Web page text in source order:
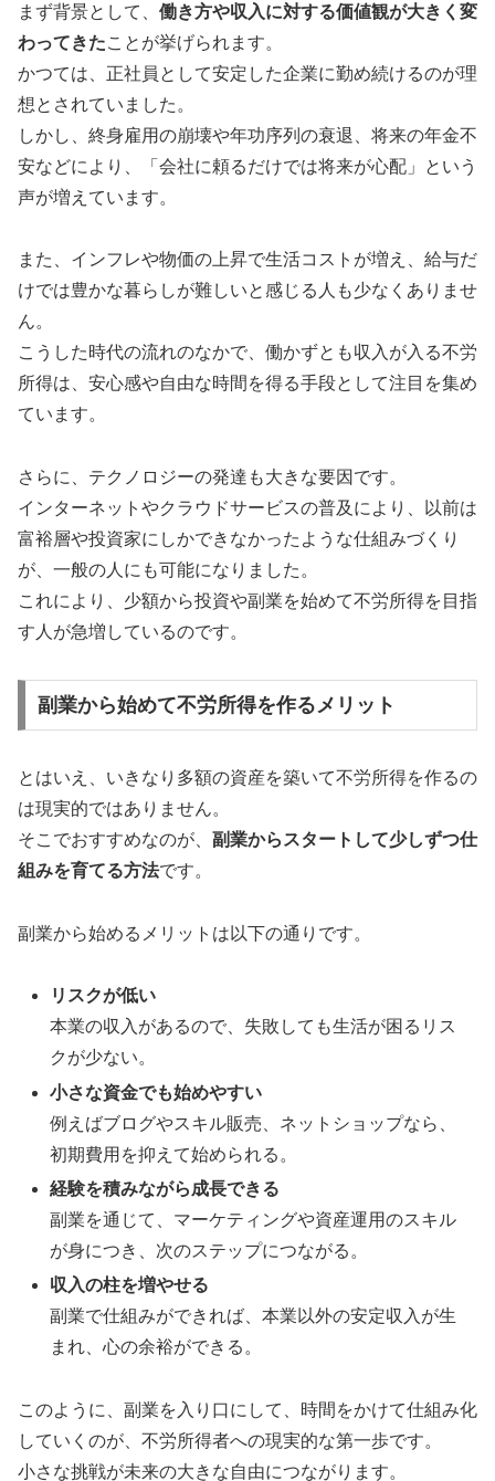
まず背景として、 働き方や収入に対する価値観が大きく変
わってきたことが挙げられます。
かつては、正社員として安定した企業に勤め続けるのが理
想とされていました。
しかし、終身雇用の崩壊や年功序列の衰退、将来の年金不
安などにより、「会社に頼るだけでは将来が心配」という
声が増えています。
また、インフレや物価の上昇で生活コストが増え、給与だ
けでは豊かな暮らしが難しいと感じる人も少なくありませ
ん。
こうした時代の流れのなかで、働かずとも収入が入る不労
所得は、安心感や自由な時間を得る手段として注目を集め
ています。
さらに、テクノロジーの発達も大きな要因です。
インターネットやクラウドサービスの普及により、以前は
富裕層や投資家にしかできなかったような仕組みづくり
が、一般の人にも可能になりました。
これにより、少額から投資や副業を始めて不労所得を目指
す人が急増しているのです。
副業から始めて不労所得を作るメリット
とはいえ、いきなり多額の資産を築いて不労所得を作るの
は現実的ではありません。
そこでおすすめなのが、 副業からスタートして少しずつ仕
組みを育てる方法です。
副業から始めるメリットは以下の通りです。
リスクが低い
本業の収入があるので、失敗しても生活が困るリス
クが少ない。
小さな資金でも始めやすい
例えばブログやスキル販売、ネットショップなら、
初期費用を抑えて始められる。
経験を積みながら成長できる
副業を通じて、マーケティングや資産運用のスキル
が身につき、次のステップにつながる。
収入の柱を増やせる
副業で仕組みができれば、本業以外の安定収入が生
まれ、心の余裕ができる。
このように、副業を入り口にして、時間をかけて仕組み化
していくのが、不労所得者への現実的な第一歩です。
小さな挑戦が未来の大きな自由につながります。